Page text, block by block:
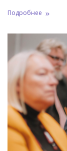
Подробнее